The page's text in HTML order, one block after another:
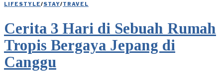
LIFESTYLE/STAY/TRAVEL
Cerita 3 Hari di Sebuah Rumah
Tropis Bergaya Jepang di
Canggu